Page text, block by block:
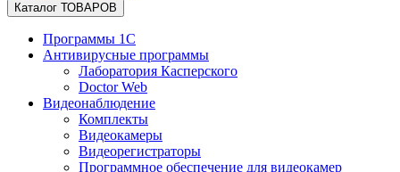
Каталог ТОВАРОВ
Программы 1С
Антивирусные программы
Лаборатория Касперского
Doctor Web
Видеонаблюдение
Комплекты
Видеокамеры
Видеорегистраторы
Программное обеспечение для видеокамер